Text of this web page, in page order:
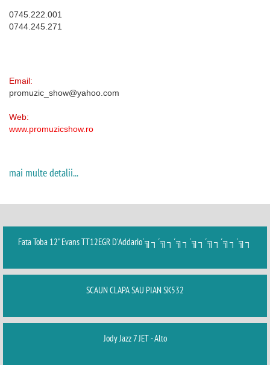
0745.222.001
0744.245.271
Email:
promuzic_show@yahoo.com
Web:
www.promuzicshow.ro
mai multe detalii...
Fata Toba 12" Evans TT12EGR D'Addario´╗┐´╗┐´╗┐´╗┐´╗┐´╗┐´╗┐
SCAUN CLAPA SAU PIAN SK532
Jody Jazz 7 JET - Alto